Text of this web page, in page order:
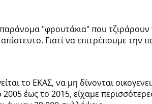
"φρουτάκια" που
Γιατί να επιτρέπουμε την
το ΕΚΑΣ, να μη δίνονται
έως το 2015, είχαμε